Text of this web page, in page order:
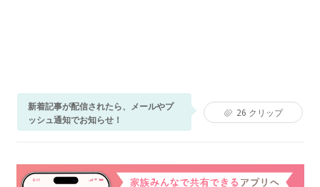
新着記事が配信されたら、メールやプ
ッシュ通知でお知らせ！
26 クリップ